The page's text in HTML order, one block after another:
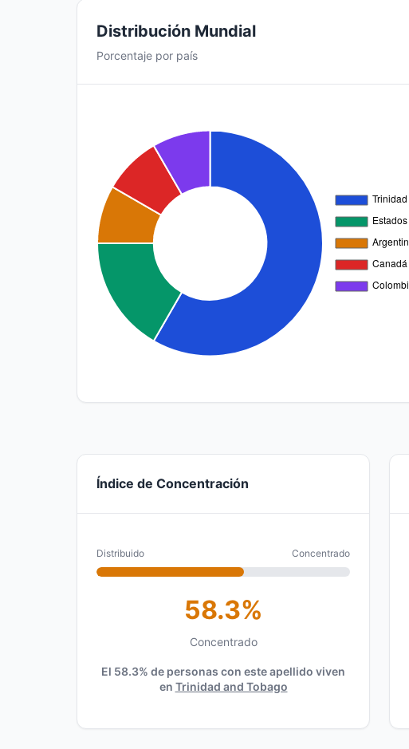
Distribución Mundial
Porcentaje por país
Índice de Concentración
Distribuido Concentrado
58.3%
Concentrado
El 58.3% de personas con este apellido viven
en Trinidad and Tobago